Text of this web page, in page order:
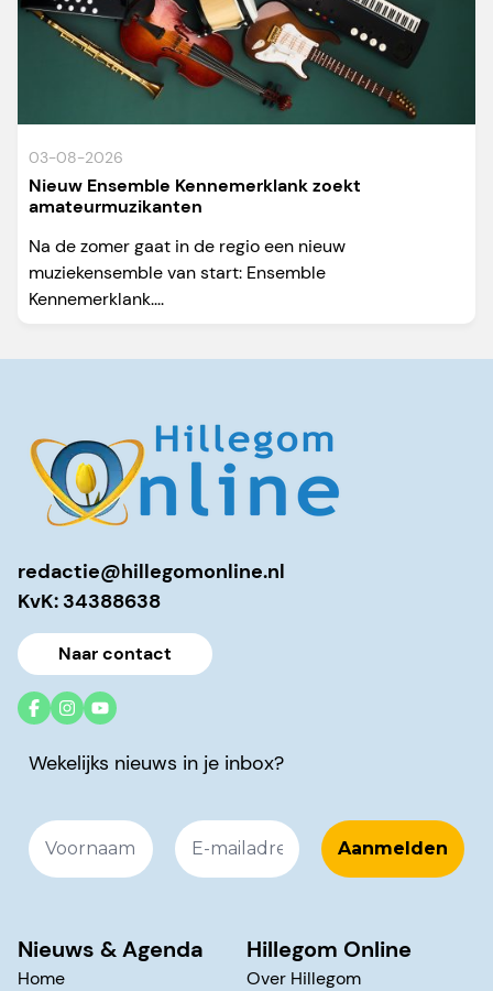
03-08-2026
Nieuw Ensemble Kennemerklank zoekt
amateurmuzikanten
Na de zomer gaat in de regio een nieuw
muziekensemble van start: Ensemble
Kennemerklank....
redactie@hillegomonline.nl
KvK: 34388638
Naar contact
Wekelijks nieuws in je inbox?
Nieuws & Agenda
Home
Hillegom Online
Over Hillegom